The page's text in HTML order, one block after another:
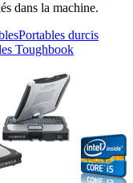
dans la machine.
Portables durcis
Toughbook